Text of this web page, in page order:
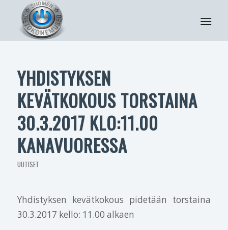
YHDISTYKSEN
KEVÄTKOKOUS TORSTAINA
30.3.2017 KLO:11.00
KANAVUORESSA
UUTISET
Yhdistyksen kevätkokous pidetään torstaina
30.3.2017 kello: 11.00 alkaen